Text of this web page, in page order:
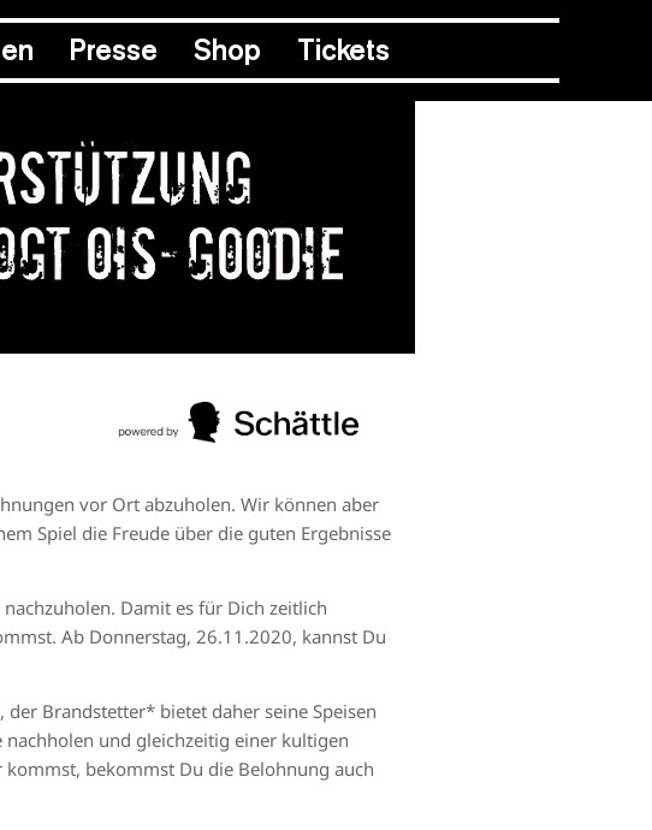
Presse Shop Tickets
ois-Goodie
vor Ort abzuholen. Wir können aber
Spiel die Freude über die guten Ergebnisse
Damit es für Dich zeitlich
Ab Donnerstag, 26.11.2020, kannst Du
Brandstetter* bietet daher seine Speisen
und gleichzeitig einer kultigen
bekommst Du die Belohnung auch